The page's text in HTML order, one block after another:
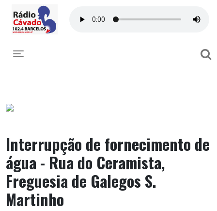
Toggle navigation
Interrupção de fornecimento de
água - Rua do Ceramista,
Freguesia de Galegos S.
Martinho